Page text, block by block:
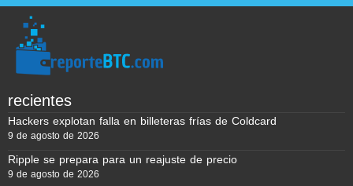
recientes
Hackers explotan falla en billeteras frías de Coldcard
9 de agosto de 2026
Ripple se prepara para un reajuste de precio
9 de agosto de 2026